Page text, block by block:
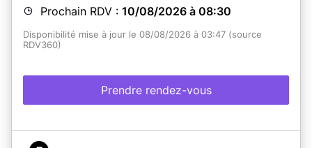
Prochain RDV : 10/08/2026 à 08:30
Disponibilité mise à jour le 08/08/2026 à 03:47 (source
RDV360)
Prendre rendez-vous